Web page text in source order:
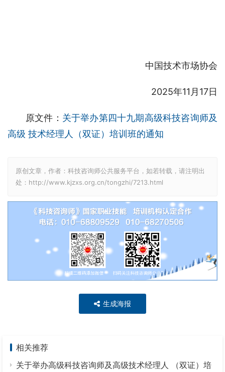
中国技术市场协会
2025年11月17日
原文件： 关于举办第四十九期高级科技咨询师及
高级 技术经理人（双证）培训班的通知
原创文章，作者：科技咨询师公共服务平台，如若转载，请注明出
处：http://www.kjzxs.org.cn/tongzhi/7213.html
生成海报
相关推荐
关于举办高级科技咨询师及高级技术经理人 （双证）培